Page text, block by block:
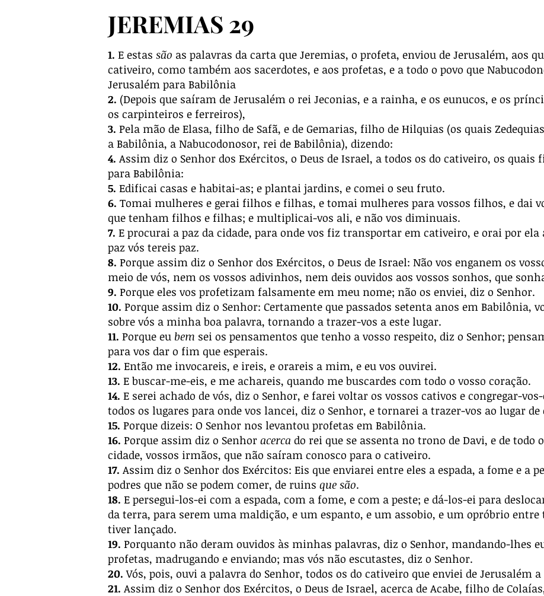
JEREMIAS 29
1. E estas são as palavras da carta que Jeremias, o profeta, enviou de Jerusalém, aos
cativeiro, como também aos sacerdotes, e aos profetas, e a todo o povo que
Jerusalém para Babilônia
2. (Depois que saíram de Jerusalém o rei Jeconias, e a rainha, e os eunucos, e os
os carpinteiros e ferreiros),
3. Pela mão de Elasa, filho de Safã, e de Gemarias, filho de Hilquias (os quais
a Babilônia, a Nabucodonosor, rei de Babilônia), dizendo:
4. Assim diz o Senhor dos Exércitos, o Deus de Israel, a todos os do cativeiro, os
para Babilônia:
5. Edificai casas e habitai-as; e plantai jardins, e comei o seu fruto.
6. Tomai mulheres e gerai filhos e filhas, e tomai mulheres para vossos filhos, e dai
que tenham filhos e filhas; e multiplicai-vos ali, e não vos diminuais.
7. E procurai a paz da cidade, para onde vos fiz transportar em cativeiro, e orai por ela
paz vós tereis paz.
8. Porque assim diz o Senhor dos Exércitos, o Deus de Israel: Não vos enganem os
meio de vós, nem os vossos adivinhos, nem deis ouvidos aos vossos sonhos, que
9. Porque eles vos profetizam falsamente em meu nome; não os enviei, diz o Senhor.
10. Porque assim diz o Senhor: Certamente que passados setenta anos em Babilônia,
sobre vós a minha boa palavra, tornando a trazer-vos a este lugar.
11. Porque eu bem sei os pensamentos que tenho a vosso respeito, diz o Senhor;
para vos dar o fim que esperais.
12. Então me invocareis, e ireis, e orareis a mim, e eu vos ouvirei.
13. E buscar-me-eis, e me achareis, quando me buscardes com todo o vosso coração.
14. E serei achado de vós, diz o Senhor, e farei voltar os vossos cativos e congregar-
todos os lugares para onde vos lancei, diz o Senhor, e tornarei a trazer-vos ao lugar
15. Porque dizeis: O Senhor nos levantou profetas em Babilônia.
16. Porque assim diz o Senhor acerca do rei que se assenta no trono de Davi, e de todo
cidade, vossos irmãos, que não saíram conosco para o cativeiro.
17. Assim diz o Senhor dos Exércitos: Eis que enviarei entre eles a espada, a fome e a
podres que não se podem comer, de ruins que são.
18. E persegui-los-ei com a espada, com a fome, e com a peste; e dá-los-ei para
da terra, para serem uma maldição, e um espanto, e um assobio, e um opróbrio entre
tiver lançado.
19. Porquanto não deram ouvidos às minhas palavras, diz o Senhor, mandando-lhes
profetas, madrugando e enviando; mas vós não escutastes, diz o Senhor.
20. Vós, pois, ouvi a palavra do Senhor, todos os do cativeiro que enviei de Jerusalém
21. Assim diz o Senhor dos Exércitos, o Deus de Israel, acerca de Acabe, filho de